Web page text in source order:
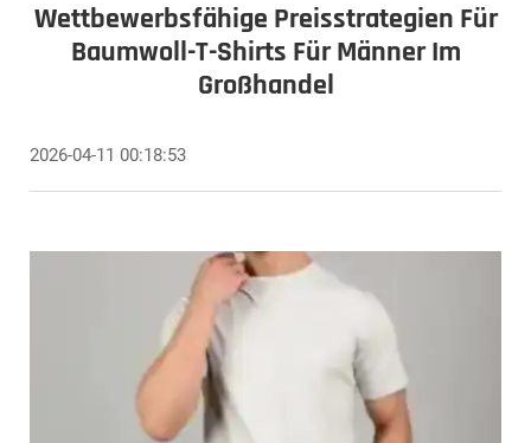
Wettbewerbsfähige Preisstrategien Für
Baumwoll-T-Shirts Für Männer Im
Großhandel
2026-04-11 00:18:53